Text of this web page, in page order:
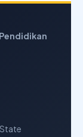
State